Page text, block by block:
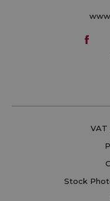
VAT
Stock